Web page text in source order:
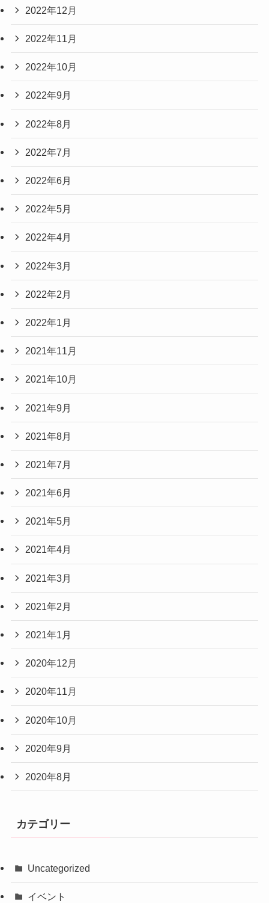
2022年12月
2022年11月
2022年10月
2022年9月
2022年8月
2022年7月
2022年6月
2022年5月
2022年4月
2022年3月
2022年2月
2022年1月
2021年11月
2021年10月
2021年9月
2021年8月
2021年7月
2021年6月
2021年5月
2021年4月
2021年3月
2021年2月
2021年1月
2020年12月
2020年11月
2020年10月
2020年9月
2020年8月
カテゴリー
Uncategorized
イベント